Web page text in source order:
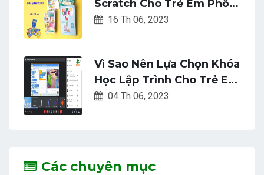
Scratch Cho Trẻ Em Phố
Biến Nhất Hiện Nay
16 Th 06, 2023
Vì Sao Nên Lựa Chọn Khóa
Học Lập Trình Cho Trẻ Em
Tại SnetUni? Top Những
04 Th 06, 2023
Các chuyên mục